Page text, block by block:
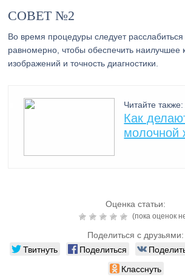
СОВЕТ №2
Во время процедуры следует
равномерно, чтобы обеспечить наилучшее
изображений и точность диагностики.
Читайте также:
Как
молочной
Оценка статьи:
(пока оценок
Поделиться с друзьями:
Твитнуть Поделиться
Класснуть